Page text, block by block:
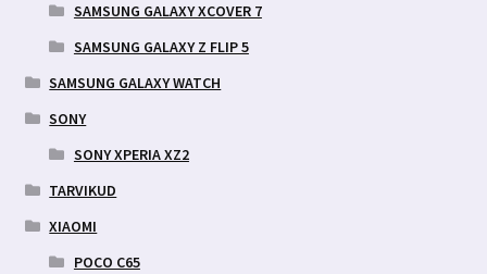
SAMSUNG GALAXY XCOVER 7
SAMSUNG GALAXY Z FLIP 5
SAMSUNG GALAXY WATCH
SONY
SONY XPERIA XZ2
TARVIKUD
XIAOMI
POCO C65